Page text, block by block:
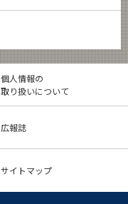
個人情報の
取り扱いについて
広報誌
サイトマップ